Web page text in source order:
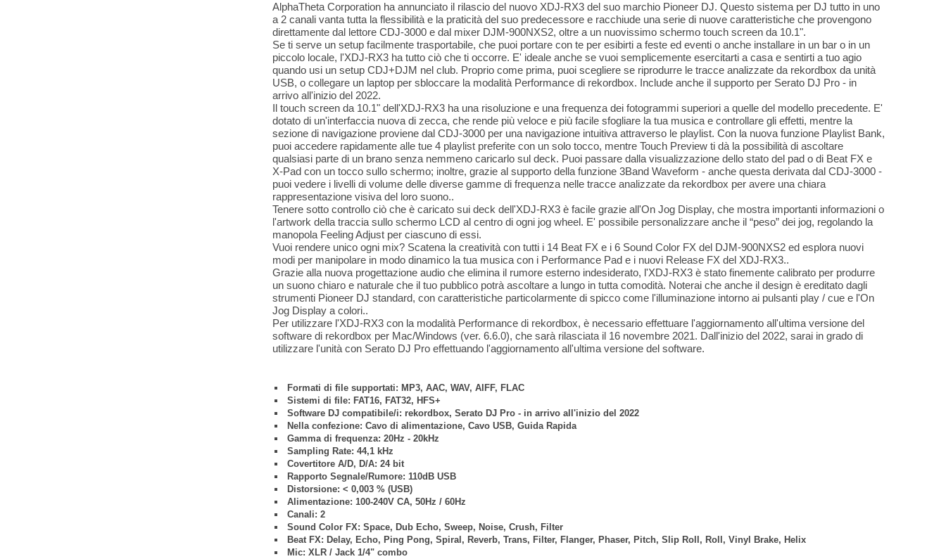
AlphaTheta Corporation ha annunciato il rilascio del nuovo XDJ-RX3 del suo marchio Pioneer DJ. Questo sistema per DJ tutto in uno
a 2 canali vanta tutta la flessibilità e la praticità del suo predecessore e racchiude una serie di nuove caratteristiche che provengono
direttamente dal lettore CDJ-3000 e dal mixer DJM-900NXS2, oltre a un nuovissimo schermo touch screen da 10.1".
Se ti serve un setup facilmente trasportabile, che puoi portare con te per esibirti a feste ed eventi o anche installare in un bar o in un
piccolo locale, l'XDJ-RX3 ha tutto ciò che ti occorre. E' ideale anche se vuoi semplicemente esercitarti a casa e sentirti a tuo agio
quando usi un setup CDJ+DJM nel club. Proprio come prima, puoi scegliere se riprodurre le tracce analizzate da rekordbox da unità
USB, o collegare un laptop per sbloccare la modalità Performance di rekordbox. Include anche il supporto per Serato DJ Pro - in
arrivo all'inizio del 2022.
Il touch screen da 10.1" dell'XDJ-RX3 ha una risoluzione e una frequenza dei fotogrammi superiori a quelle del modello precedente. E'
dotato di un'interfaccia nuova di zecca, che rende più veloce e più facile sfogliare la tua musica e controllare gli effetti, mentre la
sezione di navigazione proviene dal CDJ-3000 per una navigazione intuitiva attraverso le playlist. Con la nuova funzione Playlist Bank,
puoi accedere rapidamente alle tue 4 playlist preferite con un solo tocco, mentre Touch Preview ti dà la possibilità di ascoltare
qualsiasi parte di un brano senza nemmeno caricarlo sul deck. Puoi passare dalla visualizzazione dello stato del pad o di Beat FX e
X-Pad con un tocco sullo schermo; inoltre, grazie al supporto della funzione 3Band Waveform - anche questa derivata dal CDJ-3000 -
puoi vedere i livelli di volume delle diverse gamme di frequenza nelle tracce analizzate da rekordbox per avere una chiara
rappresentazione visiva del loro suono..
Tenere sotto controllo ciò che è caricato sui deck dell'XDJ-RX3 è facile grazie all'On Jog Display, che mostra importanti informazioni o
l'artwork della traccia sullo schermo LCD al centro di ogni jog wheel. E' possibile personalizzare anche il “peso” dei jog, regolando la
manopola Feeling Adjust per ciascuno di essi.
Vuoi rendere unico ogni mix? Scatena la creatività con tutti i 14 Beat FX e i 6 Sound Color FX del DJM-900NXS2 ed esplora nuovi
modi per manipolare in modo dinamico la tua musica con i Performance Pad e i nuovi Release FX del XDJ-RX3..
Grazie alla nuova progettazione audio che elimina il rumore esterno indesiderato, l'XDJ-RX3 è stato finemente calibrato per produrre
un suono chiaro e naturale che il tuo pubblico potrà ascoltare a lungo in tutta comodità. Noterai che anche il design è ereditato dagli
strumenti Pioneer DJ standard, con caratteristiche particolarmente di spicco come l'illuminazione intorno ai pulsanti play / cue e l'On
Jog Display a colori..
Per utilizzare l'XDJ-RX3 con la modalità Performance di rekordbox, è necessario effettuare l'aggiornamento all'ultima versione del
software di rekordbox per Mac/Windows (ver. 6.6.0), che sarà rilasciata il 16 novembre 2021. Dall'inizio del 2022, sarai in grado di
utilizzare l'unità con Serato DJ Pro effettuando l'aggiornamento all'ultima versione del software.
Formati di file supportati: MP3, AAC, WAV, AIFF, FLAC
Sistemi di file: FAT16, FAT32, HFS+
Software DJ compatibile/i: rekordbox, Serato DJ Pro - in arrivo all'inizio del 2022
Nella confezione: Cavo di alimentazione, Cavo USB, Guida Rapida
Gamma di frequenza: 20Hz - 20kHz
Sampling Rate: 44,1 kHz
Covertitore A/D, D/A: 24 bit
Rapporto Segnale/Rumore: 110dB USB
Distorsione: < 0,003 % (USB)
Alimentazione: 100-240V CA, 50Hz / 60Hz
Canali: 2
Sound Color FX: Space, Dub Echo, Sweep, Noise, Crush, Filter
Beat FX: Delay, Echo, Ping Pong, Spiral, Reverb, Trans, Filter, Flanger, Phaser, Pitch, Slip Roll, Roll, Vinyl Brake, Helix
Mic: XLR / Jack 1/4" combo